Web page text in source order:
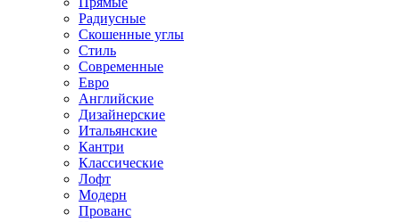
Радиусные
Скошенные углы
Стиль
Современные
Евро
Английские
Дизайнерские
Итальянские
Кантри
Классические
Лофт
Модерн
Прованс